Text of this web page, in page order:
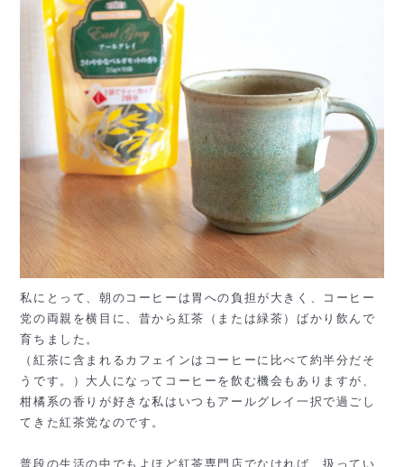
私にとって、朝のコーヒーは胃への負担が大きく、コーヒー
党の両親を横目に、昔から紅茶（または緑茶）ばかり飲んで
育ちました。
（紅茶に含まれるカフェインはコーヒーに比べて約半分だそ
うです。）大人になってコーヒーを飲む機会もありますが、
柑橘系の香りが好きな私はいつもアールグレイ一択で過ごし
てきた紅茶党なのです。
普段の生活の中でもよほど紅茶専門店でなければ、扱ってい